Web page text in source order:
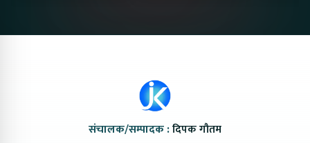
संचालक/सम्पादक :दिपक गौतम